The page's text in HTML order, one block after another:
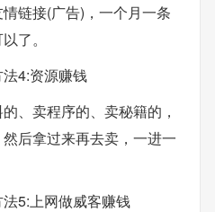
链接(广告)，一个月一条
了。
4:资源赚钱
、卖程序的、卖秘籍的，
后拿过来再去卖，一进一
5:上网做威客赚钱